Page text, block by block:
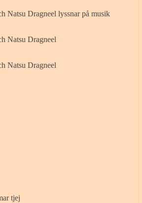
Natsu Dragneel lyssnar på musik
Natsu Dragneel
Natsu Dragneel
tjej